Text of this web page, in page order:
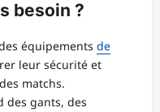
besoin ?
équipements de
leur sécurité et
matchs.
des gants, des